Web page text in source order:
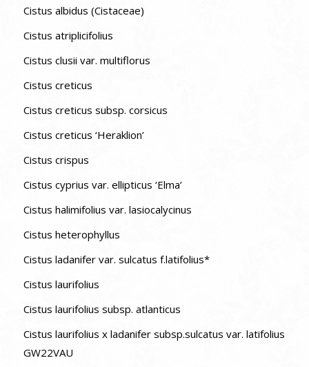
Cistus albidus (Cistaceae)
Cistus atriplicifolius
Cistus clusii var. multiflorus
Cistus creticus
Cistus creticus subsp. corsicus
Cistus creticus ‘Heraklion’
Cistus crispus
Cistus cyprius var. ellipticus ‘Elma’
Cistus halimifolius var. lasiocalycinus
Cistus heterophyllus
Cistus ladanifer var. sulcatus f.latifolius*
Cistus laurifolius
Cistus laurifolius subsp. atlanticus
Cistus laurifolius x ladanifer subsp.sulcatus var. latifolius
GW22VAU